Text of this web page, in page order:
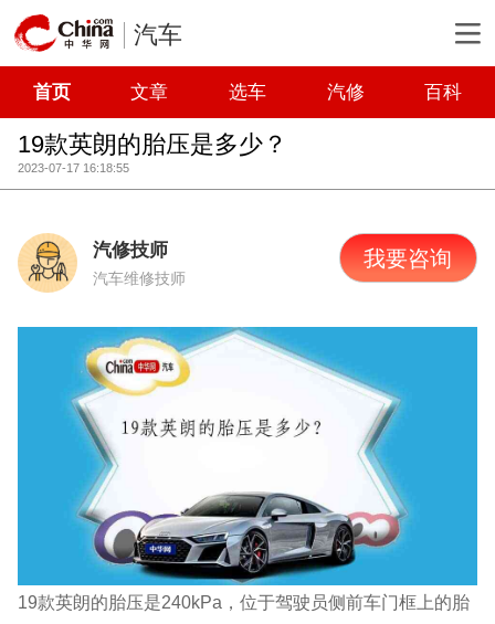
汽车
首页 文章 选车 汽修 百科
19款英朗的胎压是多少？
2023-07-17 16:18:55
汽修技师
汽车维修技师
我要咨询
19款英朗的胎压是240kPa，位于驾驶员侧前车门框上的胎